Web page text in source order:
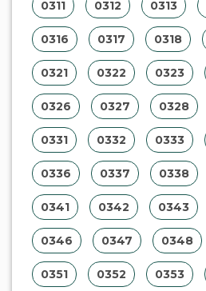
0311 0312 0313
0316 0317 0318
0321 0322 0323
0326 0327 0328
0331 0332 0333
0336 0337 0338
0341 0342 0343
0346 0347 0348
0351 0352 0353